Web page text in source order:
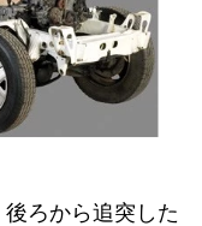
ろから追突した